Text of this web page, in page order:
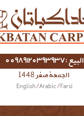
البيع :00989120393937
الجمعة صفر 1448
English/ Arabic / Farsi